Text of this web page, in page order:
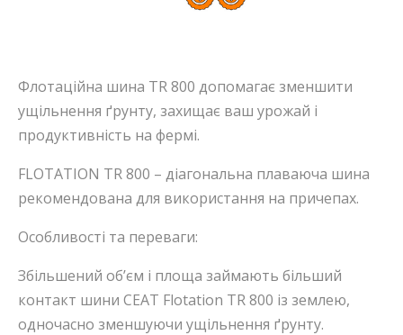
Флотаційна шина TR 800 допомагає зменшити
ущільнення ґрунту, захищає ваш урожай і
продуктивність на фермі.
FLOTATION TR 800 – діагональна плаваюча шина
рекомендована для використання на причепах.
Особливості та переваги:
Збільшений об’єм і площа займають більший
контакт шини CEAT Flotation TR 800 із землею,
одночасно зменшуючи ущільнення ґрунту.